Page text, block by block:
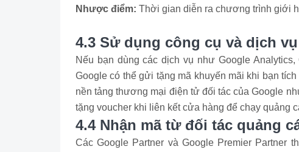
Nhược điểm: Thời gian diễn ra chương trình giới
4.3 Sử dụng công cụ và dịch
Nếu bạn dùng các dịch vụ như Google
Google có thể gửi tặng mã khuyến mãi khi bạn
nền tảng thương mại điện tử đối tác của Google
tặng voucher khi liên kết cửa hàng để chạy quảng
4.4 Nhận mã từ đối tác quảng
Các Google Partner và Google Premier